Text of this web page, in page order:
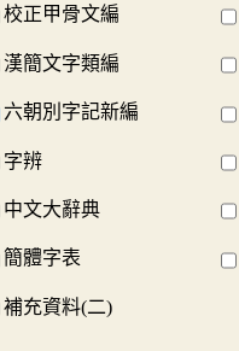
校正甲骨文編
漢簡文字類編
六朝別字記新編
字辨
中文大辭典
簡體字表
補充資料(二)